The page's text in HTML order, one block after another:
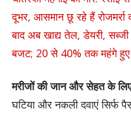
दूभर, आसमान छू रहे हैं
बाद अब खाद्य तेल, डेयरी,
बजट; 20 से 40% तक महंगे हुए
मरीजों की जान और सेहत के
घटिया और नकली दवाएं सिर्फ